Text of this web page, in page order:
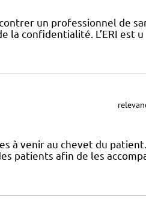
un professionnel de
la confidentialité. L’ERI est u
à venir au chevet du
patients afin de les